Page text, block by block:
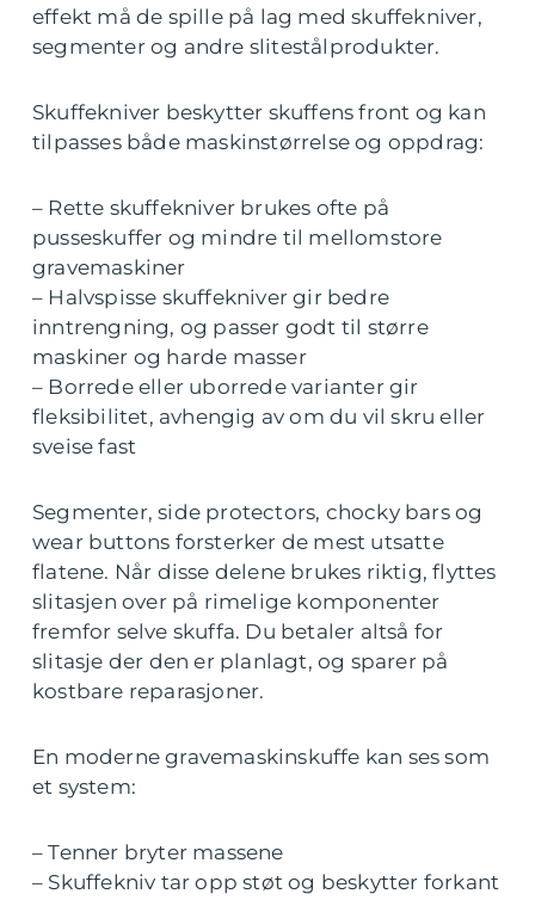
effekt må de spille på lag med skuffekniver,
segmenter og andre slitestålprodukter.
Skuffekniver beskytter skuffens front og kan
tilpasses både maskinstørrelse og oppdrag:
– Rette skuffekniver brukes ofte på
pusseskuffer og mindre til mellomstore
gravemaskiner
– Halvspisse skuffekniver gir bedre
inntrengning, og passer godt til større
maskiner og harde masser
– Borrede eller uborrede varianter gir
fleksibilitet, avhengig av om du vil skru eller
sveise fast
Segmenter, side protectors, chocky bars og
wear buttons forsterker de mest utsatte
flatene. Når disse delene brukes riktig, flyttes
slitasjen over på rimelige komponenter
fremfor selve skuffa. Du betaler altså for
slitasje der den er planlagt, og sparer på
kostbare reparasjoner.
En moderne gravemaskinskuffe kan ses som
et system:
– Tenner bryter massene
– Skuffekniv tar opp støt og beskytter forkant